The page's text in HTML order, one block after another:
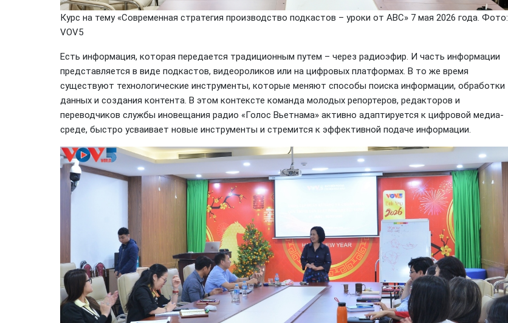
Курс на тему «Современная стратегия производство подкастов – уроки от ABC» 7 мая 2026 года. Фото:
VOV5
Есть информация, которая передается традиционным путем – через радиоэфир. И часть информации
представляется в виде подкастов, видеороликов или на цифровых платформах. В то же время
существуют технологические инструменты, которые меняют способы поиска информации, обработки
данных и создания контента. В этом контексте команда молодых репортеров, редакторов и
переводчиков службы иновещания радио «Голос Вьетнама» активно адаптируется к цифровой медиа-
среде, быстро усваивает новые инструменты и стремится к эффективной подаче информации.